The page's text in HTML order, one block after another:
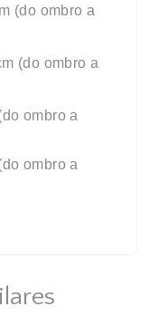
de Desconto
(do ombro a
(do ombro a
ombro a
ombro a